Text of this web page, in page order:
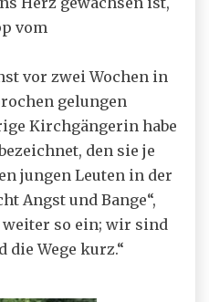
vom
vor zwei Wochen in
gelungen
Kirchgängerin habe
den sie je
jungen Leuten in der
Angst und Bange“,
weiter so ein; wir sind
die Wege kurz.“